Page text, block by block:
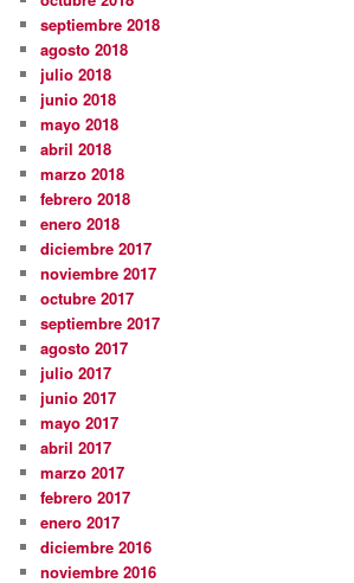
septiembre 2018
agosto 2018
julio 2018
junio 2018
mayo 2018
abril 2018
marzo 2018
febrero 2018
enero 2018
diciembre 2017
noviembre 2017
octubre 2017
septiembre 2017
agosto 2017
julio 2017
junio 2017
mayo 2017
abril 2017
marzo 2017
febrero 2017
enero 2017
diciembre 2016
noviembre 2016